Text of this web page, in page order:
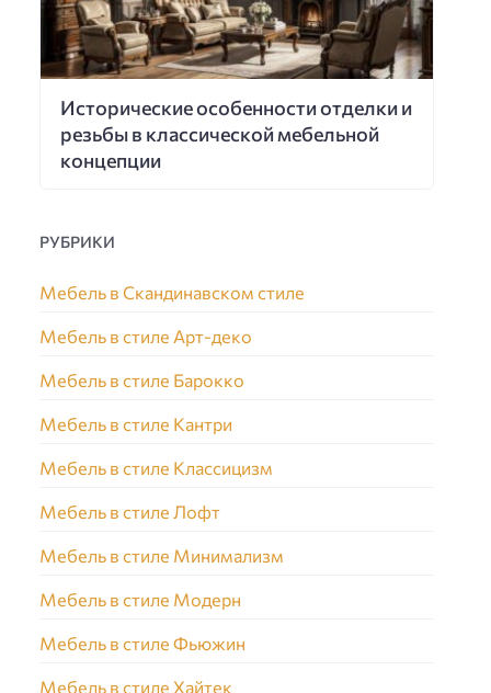
Исторические особенности отделки и
резьбы в классической мебельной
концепции
РУБРИКИ
Мебель в Скандинавском стиле
Мебель в стиле Арт-деко
Мебель в стиле Барокко
Мебель в стиле Кантри
Мебель в стиле Классицизм
Мебель в стиле Лофт
Мебель в стиле Минимализм
Мебель в стиле Модерн
Мебель в стиле Фьюжин
Мебель в стиле Хайтек